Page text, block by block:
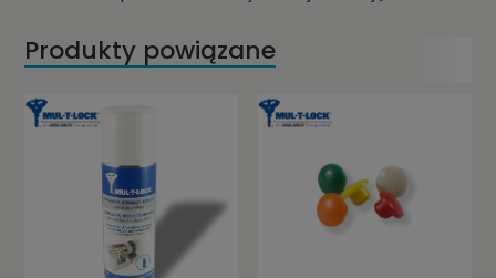
Produkty powiązane